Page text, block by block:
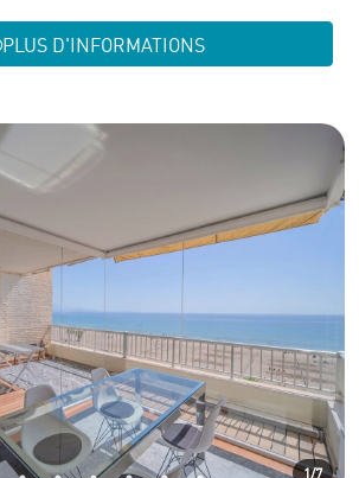
PLUS D'INFORMATIONS
1/7